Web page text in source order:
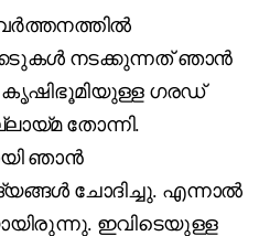
നടക്കുന്നത് ഞാൻ
കൃഷിഭൂമിയുള്ള ഗരഡ്
തോന്നി.
ഞാൻ
ചോദിച്ചു. എന്നാൽ
ഇവിടെയുള്ള